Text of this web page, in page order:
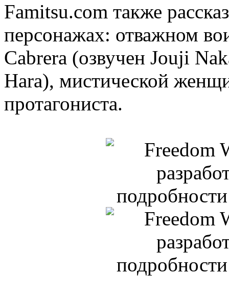
Famitsu.com также
персонажах: отважном
Cabrera (озвучен Jouji
Hara), мистической
протагониста.